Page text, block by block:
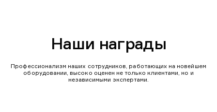
Наши награды
Профессионализм наших сотрудников, работающих на новейшем
оборудовании, высоко оценен не только клиентами, но и
независимыми экспертами.